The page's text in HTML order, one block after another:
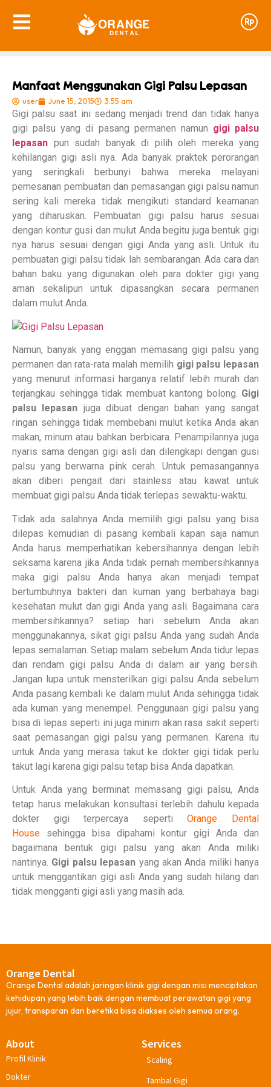
Manfaat Menggunakan Gigi Palsu Lepasan
user June 15, 2015 3:55 am
Gigi palsu saat ini sedang menjadi trend dan tidak hanya
gigi palsu yang di pasang permanen namun gigi palsu
lepasan pun sudah banyak di pilih oleh mereka yang
kehilangan gigi asli nya. Ada banyak praktek perorangan
yang seringkali berbunyi bahwa mereka melayani
pemesanan pembuatan dan pemasangan gigi palsu namun
sering kali mereka tidak mengikuti standard keamanan
yang diharuskan. Pembuatan gigi palsu harus sesuai
dengan kontur gusi dan mulut Anda begitu juga bentuk gigi
nya harus sesuai dengan gigi Anda yang asli. Untuk itu
pembuatan gigi palsu tidak lah sembarangan. Ada cara dan
bahan baku yang digunakan oleh para dokter gigi yang
aman sekalipun untuk dipasangkan secara permanen
dalam mulut Anda.
Namun, banyak yang enggan memasang gigi palsu yang
permanen dan rata-rata malah memilih gigi palsu lepasan
yang menurut informasi harganya relatif lebih murah dan
terjangkau sehingga tidak membuat kantong bolong. Gigi
palsu lepasan juga dibuat dengan bahan yang sangat
ringan sehingga tidak membebani mulut ketika Anda akan
makan, minum atau bahkan berbicara. Penampilannya juga
nyaris sama dengan gigi asli dan dilengkapi dengan gusi
palsu yang berwarna pink cerah. Untuk pemasangannya
akan diberi pengait dari stainless atau kawat untuk
membuat gigi palsu Anda tidak terlepas sewaktu-waktu.
Tidak ada salahnya Anda memilih gigi palsu yang bisa
dilepas kemudian di pasang kembali kapan saja namun
Anda harus memperhatikan kebersihannya dengan lebih
seksama karena jika Anda tidak pernah membersihkannya
maka gigi palsu Anda hanya akan menjadi tempat
bertumbuhnya bakteri dan kuman yang berbahaya bagi
kesehatan mulut dan gigi Anda yang asli. Bagaimana cara
membersihkannya? setiap hari sebelum Anda akan
menggunakannya, sikat gigi palsu Anda yang sudah Anda
lepas semalaman. Setiap malam sebelum Anda tidur lepas
dan rendam gigi palsu Anda di dalam air yang bersih.
Jangan lupa untuk mensterilkan gigi palsu Anda sebelum
Anda pasang kembali ke dalam mulut Anda sehingga tidak
ada kuman yang menempel. Penggunaan gigi palsu yang
bisa di lepas seperti ini juga minim akan rasa sakit seperti
saat pemasangan gigi palsu yang permanen. Karena itu
untuk Anda yang merasa takut ke dokter gigi tidak perlu
takut lagi karena gigi palsu tetap bisa Anda dapatkan.
Untuk Anda yang berminat memasang gigi palsu, Anda
tetap harus melakukan konsultasi terlebih dahulu kepada
dokter gigi terpercaya sepertiOrange Dental
House sehingga bisa dipahami kontur gigi Anda dan
bagaimana bentuk gigi palsu yang akan Anda miliki
nantinya. Gigi palsu lepasan yang akan Anda miliki hanya
untuk menggantikan gigi asli Anda yang sudah hilang dan
tidak mengganti gigi asli yang masih ada.
Orange Dental
Orange Dental adalah jaringan klinik gigi dengan misi menciptakan
kehidupan yang lebih baik dengan membuat perawatan gigi yang
jujur, transparan dan beretika bisa diakses oleh semua orang.
About
Profil Klinik
Dokter
Services
Scaling
Tambal Gigi